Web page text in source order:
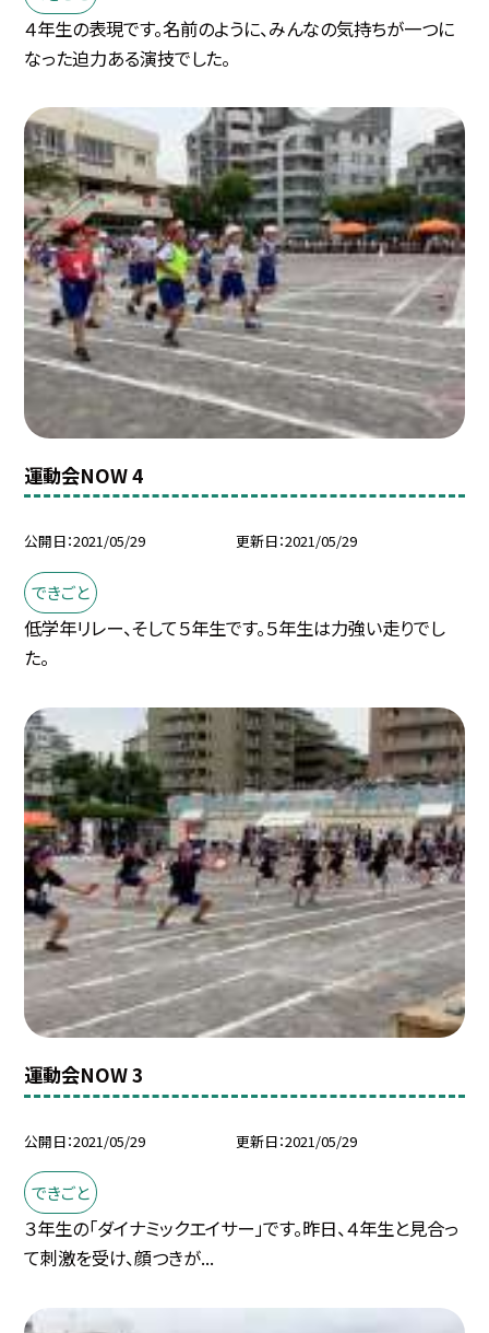
４年生の表現です。名前のように、みんなの気持ちが一つに
なった迫力ある演技でした。
運動会NOW 4
公開日 2021/05/29 更新日 2021/05/29
できごと
低学年リレー、そして５年生です。５年生は力強い走りでし
た。
運動会NOW 3
公開日 2021/05/29 更新日 2021/05/29
できごと
３年生の「ダイナミックエイサー」です。昨日、４年生と見合っ
て刺激を受け、顔つきが...